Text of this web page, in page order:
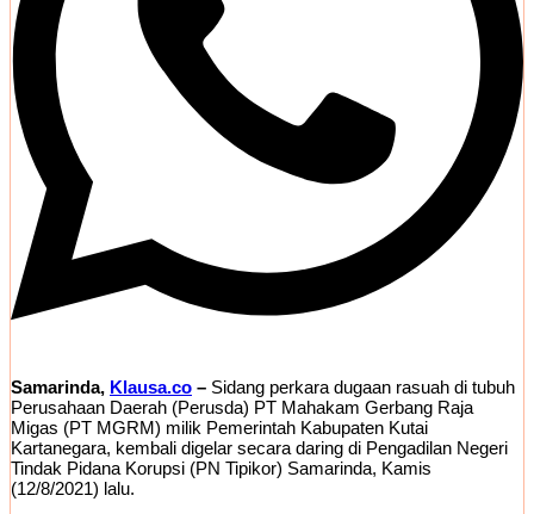
Samarinda, Klausa.co – Sidang perkara dugaan rasuah di tubuh
Perusahaan Daerah (Perusda) PT Mahakam Gerbang Raja
Migas (PT MGRM) milik Pemerintah Kabupaten Kutai
Kartanegara, kembali digelar secara daring di Pengadilan Negeri
Tindak Pidana Korupsi (PN Tipikor) Samarinda, Kamis
(12/8/2021) lalu.